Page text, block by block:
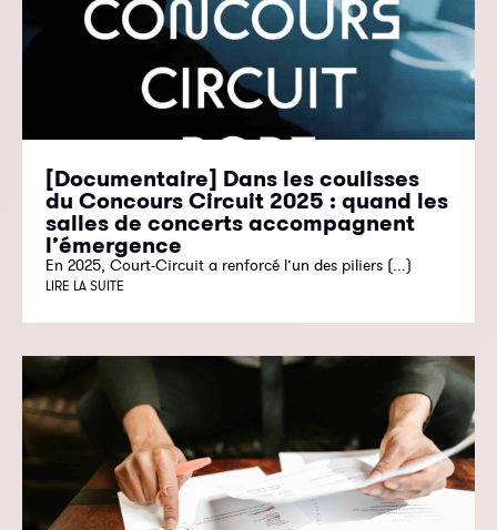
[Documentaire] Dans les coulisses
du Concours Circuit 2025 : quand les
salles de concerts accompagnent
l’émergence
En 2025, Court-Circuit a renforcé l’un des piliers (...)
LIRE LA SUITE